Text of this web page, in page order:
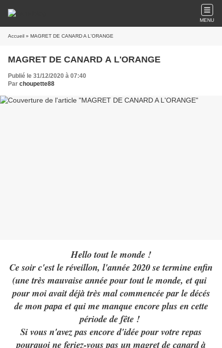
MENU
Accueil » MAGRET DE CANARD A L'ORANGE
MAGRET DE CANARD A L'ORANGE
Publié le 31/12/2020 à 07:40
Par choupette88
Hello tout le monde !
Ce soir c'est le réveillon, l'année 2020 se termine enfin
(une très mauvaise année pour tout le monde, et qui
pour moi avait déjà très mal commencée par le décés
de mon papa et qui me manque encore plus en cette
période de fête !
Si vous n'avez pas encore d'idée pour votre repas
pourquoi ne feriez-vous pas un magret de canard à